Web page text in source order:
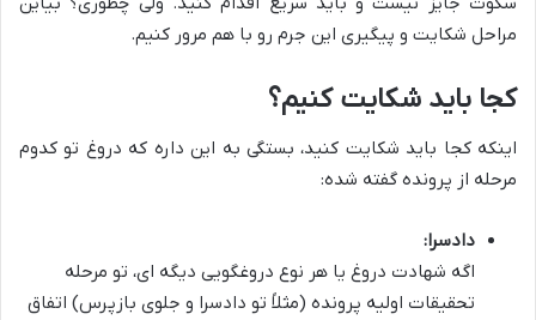
مراحل شکایت و پیگیری این جرم رو با هم مرور کنیم.
کجا باید شکایت کنیم؟
اینکه کجا باید شکایت کنید، بستگی به این داره که دروغ تو کدوم
مرحله از پرونده گفته شده:
دادسرا:
اگه شهادت دروغ یا هر نوع دروغگویی دیگه ای، تو مرحله
تحقیقات اولیه پرونده (مثلاً تو دادسرا و جلوی بازپرس) اتفاق